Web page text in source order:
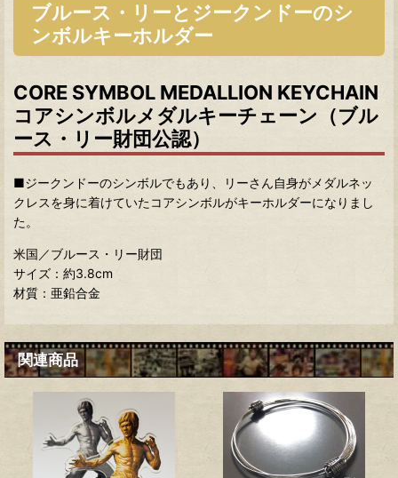
ブルース・リーとジークンドーのシ
ンボルキーホルダー
CORE SYMBOL MEDALLION KEYCHAIN
コアシンボルメダルキーチェーン（ブル
ース・リー財団公認）
■ジークンドーのシンボルでもあり、リーさん自身がメダルネッ
クレスを身に着けていたコアシンボルがキーホルダーになりまし
た。
米国／ブルース・リー財団
サイズ：約3.8cm
材質：亜鉛合金
関連商品